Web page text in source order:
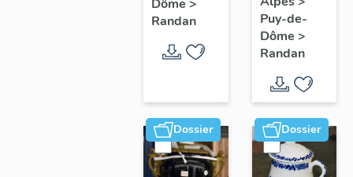
Dôme >
Randan
Philippe
d'Orléans,
comte de
Paris
Puy-de-
Dôme >
Randan
Dossier Dossier